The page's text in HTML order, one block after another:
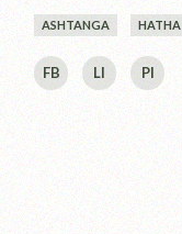
ASHTANGA HATHA
FB LI PI